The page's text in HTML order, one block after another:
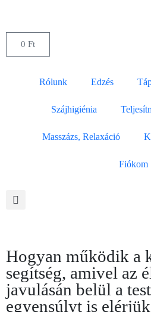
0 Ft
Rólunk Edzés
Szájhigiénia
Masszázs, Relaxáció
Fiókom
Hogyan működik a
segítség, amivel az
javulásán belül a
egyensúlyt is